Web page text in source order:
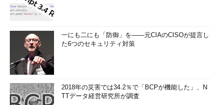
一にも二にも「防御」を――元CIAのCISOが提言し
た6つのセキュリティ対策
2018年の災害では34.2％で「BCPが機能した」、N
TTデータ経営研究所が調査